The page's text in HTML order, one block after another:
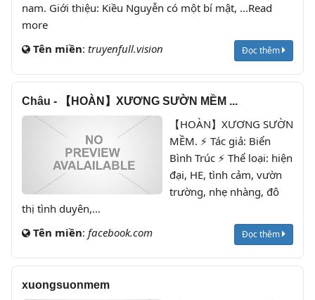
nam. Giới thiệu: Kiều Nguyễn có một bí mật, ...Read
more
Tên miền: truyenfull.vision Đọc thêm
Châu - 【HOÀN】XƯƠNG SƯỜN MỀM ...
【HOÀN】XƯƠNG SƯỜN
MỀM. ⚡ Tác giả: Biển
Bình Trúc ⚡ Thể loại: hiện
đại, HE, tình cảm, vườn
trường, nhẹ nhàng, đô
thị tình duyên,...
Tên miền: facebook.com Đọc thêm
xuongsuonmem